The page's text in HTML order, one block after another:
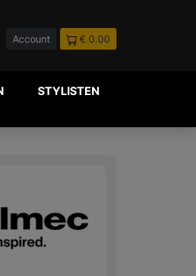
Account € 0.00
STYLISTEN